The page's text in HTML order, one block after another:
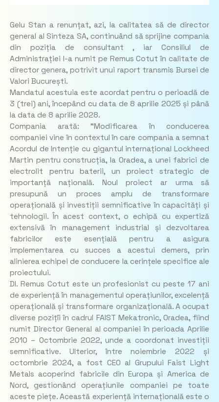
Gelu Stan a renunțat, azi, la calitatea să de director
general al Sinteza SA, continuând să sprijine compania
din poziția de consultant , iar Consiliul de
Administrației l-a numit pe Remus Cotut în calitate de
director genera, potrivit unui raport transmis Bursei de
Valori București.
Mandatul acestuia este acordat pentru o perioadă de
3 (trei) ani, începând cu data de 8 aprilie 2025 și până
la data de 8 aprilie 2028.
Compania arată: “Modificarea în conducerea
companiei vine în contextul în care compania a semnat
Acordul de Intenție cu gigantul internațional Lockheed
Martin pentru construcția, la Oradea, a unei fabrici de
electrolit pentru baterii, un proiect strategic de
importanță națională. Noul proiect ar urma să
presupună un proces amplu de transformare
operațională și investiții semnificative în capacități și
tehnologii. În acest context, o echipă cu expertiză
extensivă în management industrial și dezvoltarea
fabricilor este esențială pentru a asigura
implementarea cu succes a acestui demers, prin
alinierea echipei de conducere la cerințele specifice ale
proiectului.
Dl. Remus Cotut este un profesionist cu peste 17 ani
de experiență în managementul operațiunilor, excelență
operațională și transformare organizațională. A ocupat
diverse pozițîi în cadrul FAIST Mekatronic, Oradea, fiind
numit Director General al companiei în perioada Aprilie
2010 – Octombrie 2022, unde a coordonat investiții
semnificative. Ulterior, între noiembrie 2022 și
octombrie 2024, a fost CEO al Grupului Faist Light
Metals acoperind fabricile din Europa și America de
Nord, gestionând operațiunile companiei pe toate
aceste piețe. Această experiență internațională este o